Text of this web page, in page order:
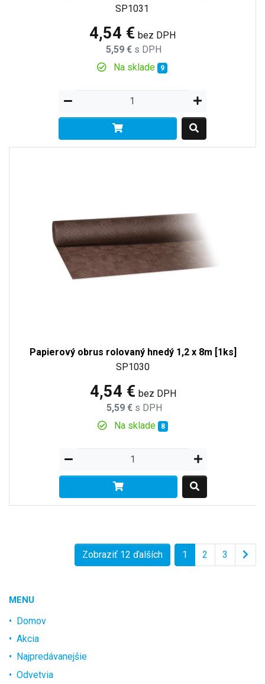
SP1031
4,54 € bez DPH
5,59 € s DPH
Na sklade 9
Papierový obrus rolovaný hnedý 1,2 x 8m [1ks]
SP1030
4,54 € bez DPH
5,59 € s DPH
Na sklade 8
Zobraziť 12 ďalších 1 2 3
MENU
Domov
Akcia
Najpredávanejšie
Odvetvia